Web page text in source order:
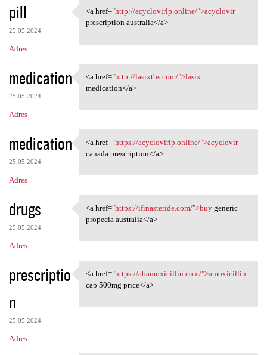
pill
25.05.2024
Adres
<a href="http://acyclovirlp
<a href="http://acyclovirlp.online/">acyclovir
prescription australia</a>
medication
25.05.2024
Adres
<a href="http://lasixtbs.com/
<a href="http://lasixtbs.com/">lasix
medication</a>
medication
25.05.2024
Adres
<a href="https://acyclovirlp
<a href="https://acyclovirlp.online/">acyclovir
canada prescription</a>
drugs
25.05.2024
Adres
<a href="https://ifinasteride
<a href="https://ifinasteride.com/">buygeneric
propecia australia</a>
prescriptio
n
25.05.2024
Adres
<a href="https:/
<a href="https://abamoxicillin.com/">amoxicillin
cap 500mg price</a>